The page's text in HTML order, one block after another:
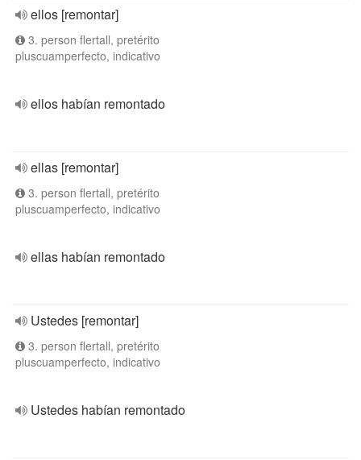
ellos [remontar]
3. person flertall, pretérito
pluscuamperfecto, indicativo
ellos habían remontado
ellas [remontar]
3. person flertall, pretérito
pluscuamperfecto, indicativo
ellas habían remontado
Ustedes [remontar]
3. person flertall, pretérito
pluscuamperfecto, indicativo
Ustedes habían remontado